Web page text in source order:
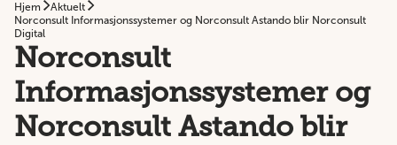
Hjem
Aktuelt
Norconsult Informasjonssystemer og Norconsult Astando blir Norconsult
Digital
Norconsult
Informasjonssystemer og
Norconsult Astando blir